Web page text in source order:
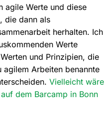
agile Werte und diese
die dann als
herhalten. Ich
Werte
und Prinzipien, die
Arbeiten benannte
Vielleicht wäre
dem Barcamp in Bonn